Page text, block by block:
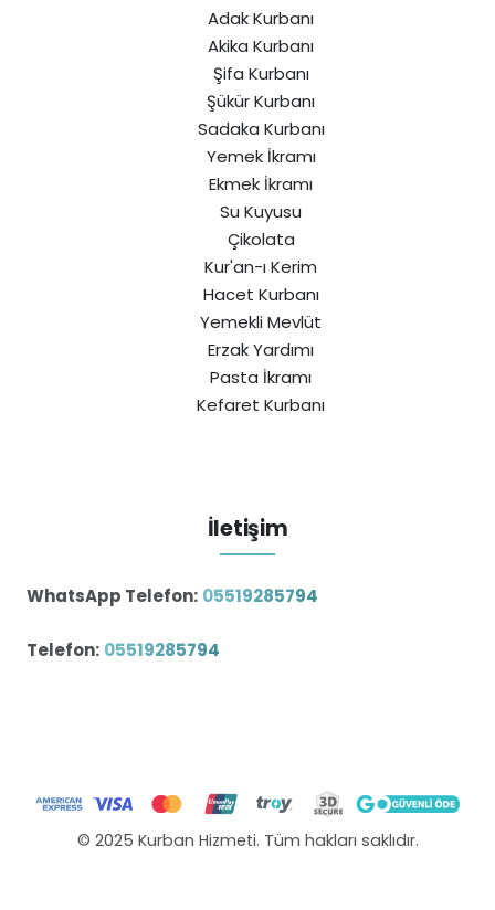
Adak Kurbanı
Akika Kurbanı
Şifa Kurbanı
Şükür Kurbanı
Sadaka Kurbanı
Yemek İkramı
Ekmek İkramı
Su Kuyusu
Çikolata
Kur'an-ı Kerim
Hacet Kurbanı
Yemekli Mevlüt
Erzak Yardımı
Pasta İkramı
Kefaret Kurbanı
İletişim
WhatsApp Telefon: 05519285794
Telefon: 05519285794
© 2025 Kurban Hizmeti. Tüm hakları saklıdır.